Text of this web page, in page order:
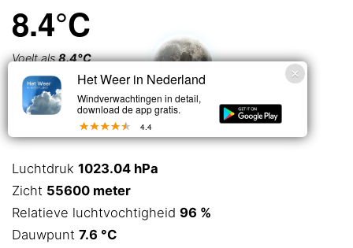
8.4°C
Voelt als8.4°C
Licht bewolkt
Luchtdruk 1023.04 hPa
Zicht 55600 meter
Relatieve luchtvochtigheid 96 %
Dauwpunt 7.6 °C
Het Weer in Nederland
Windverwachtingen in detail,
download de app gratis.
4.4